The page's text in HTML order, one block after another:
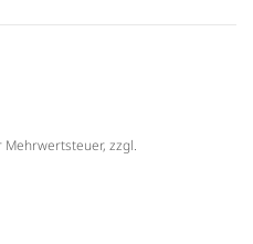
zzgl.